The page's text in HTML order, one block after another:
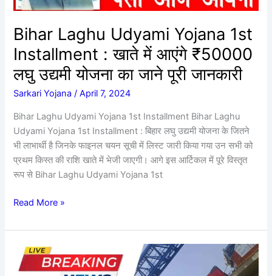
Bihar Laghu Udyami Yojana 1st
Installment : खाते में आएंगे ₹50000
लघु उद्यमी योजना का जाने पूरी जानकारी
Sarkari Yojana /April 7, 2024
Bihar Laghu Udyami Yojana 1st Installment Bihar Laghu
Udyami Yojana 1st Installment : बिहार लघु उद्यमी योजना के जितने
भी लाभार्थी है जिनके फाइनल चयन सूची में लिस्ट जारी किया गया उन सभी को
प्रथम किस्त की राशि खाते में भेजी जाएगी। आगे इस आर्टिकल में पूरे विस्तृत
रूप से Bihar Laghu Udyami Yojana 1st
आएंगे
₹50000
लघु
उद्यमी
योजना
का
जाने
पूरी
जानकारी
Read More »
Bihar
Bridge